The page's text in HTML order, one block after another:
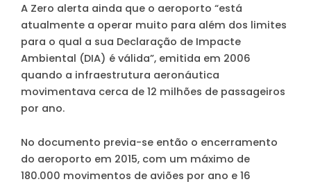
A Zero alerta ainda que o aeroporto “está
atualmente a operar muito para além dos limites
para o qual a sua Declaração de Impacte
Ambiental (DIA) é válida”, emitida em 2006
quando a infraestrutura aeronáutica
movimentava cerca de 12 milhões de passageiros
por ano.
No documento previa-se então o encerramento
do aeroporto em 2015, com um máximo de
180.000 movimentos de aviões por ano e 16